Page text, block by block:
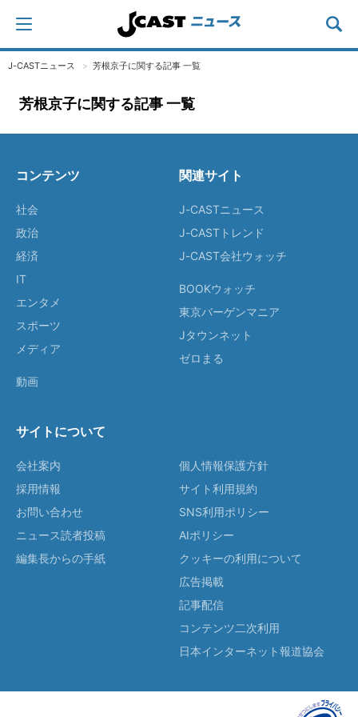
J-CASTニュース 芳根京子に関する記事 一覧
芳根京子に関する記事 一覧
コンテンツ
社会
政治
経済
IT
エンタメ
スポーツ
メディア
動画
関連サイト
J-CASTニュース
J-CASTトレンド
J-CAST会社ウォッチ
BOOKウォッチ
東京バーゲンマニア
Jタウンネット
ゼロまる
サイトについて
会社案内
採用情報
お問い合わせ
ニュース読者投稿
編集長からの手紙
個人情報保護方針
サイト利用規約
SNS利用ポリシー
AIポリシー
クッキーの利用について
広告掲載
記事配信
コンテンツ二次利用
日本インターネット報道協会